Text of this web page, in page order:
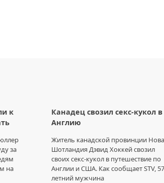
к
за
на
Канадец свозил секс-кукол в
Англию
Житель канадской провинции
Шотландия Дэвид Хоккей свозил
своих секс-кукол в путешествие по
Англии и США. Как сообщает STV,
летний мужчина